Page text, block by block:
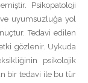
Psikopatoloji
uyumsuzluğa yol
Tedavi edilen
gözlenir. Uykuda
psikolojik
bir tedavi ile bu tür